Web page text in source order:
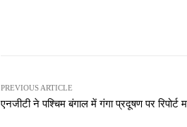
PREVIOUS ARTICLE
एनजीटी ने पश्चिम बंगाल में गंगा प्रदूषण पर रिपोर्ट